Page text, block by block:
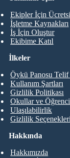
Ekipler İçin
İşletme Kaynakları
İş İçin Oluştur
Ekibime Katıl
Hakkında
Hakkımızda
İlkeler
Öykü Panosu
Kullanım Şartları
Gizlilik Politikası
Okullar ve
Ulaşılabilirlik
Gizlilik